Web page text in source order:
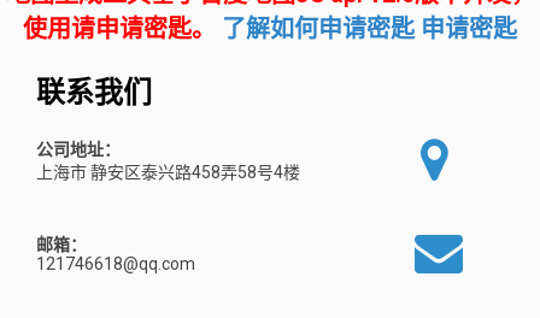
使用请申请密匙。 了解如何申请密匙 申请密匙
联系我们
公司地址：
上海市 静安区泰兴路458弄58号4楼
邮箱：
121746618@qq.com